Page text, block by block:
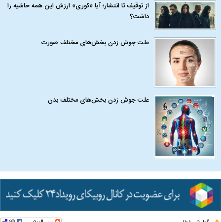
از توقیف تا انتشار؛ آیا «کوری» ارزش این همه حاشیه را
داشت؟
علت جوش زدن بخش‌های مختلف صورت
علت جوش زدن بخش‌های مختلف بدن